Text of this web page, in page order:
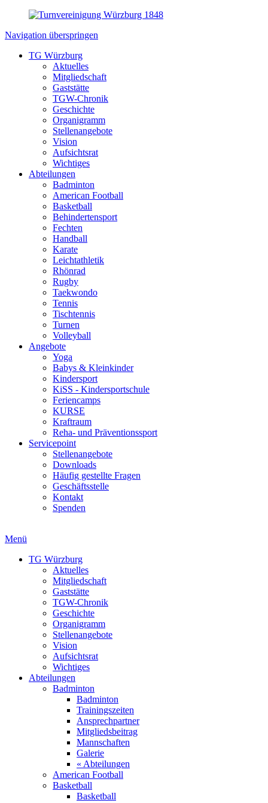
Navigation überspringen
TG Würzburg
Aktuelles
Mitgliedschaft
Gaststätte
TGW-Chronik
Geschichte
Organigramm
Stellenangebote
Vision
Aufsichtsrat
Wichtiges
Abteilungen
Badminton
American Football
Basketball
Behindertensport
Fechten
Handball
Karate
Leichtathletik
Rhönrad
Rugby
Taekwondo
Tennis
Tischtennis
Turnen
Volleyball
Angebote
Yoga
Babys & Kleinkinder
Kindersport
KiSS - Kindersportschule
Feriencamps
KURSE
Kraftraum
Reha- und Präventionssport
Servicepoint
Stellenangebote
Downloads
Häufig gestellte Fragen
Geschäftsstelle
Kontakt
Spenden
Menü
TG Würzburg
Aktuelles
Mitgliedschaft
Gaststätte
TGW-Chronik
Geschichte
Organigramm
Stellenangebote
Vision
Aufsichtsrat
Wichtiges
Abteilungen
Badminton
Badminton
Trainingszeiten
Ansprechpartner
Mitgliedsbeitrag
Mannschaften
Galerie
« Abteilungen
American Football
Basketball
Basketball